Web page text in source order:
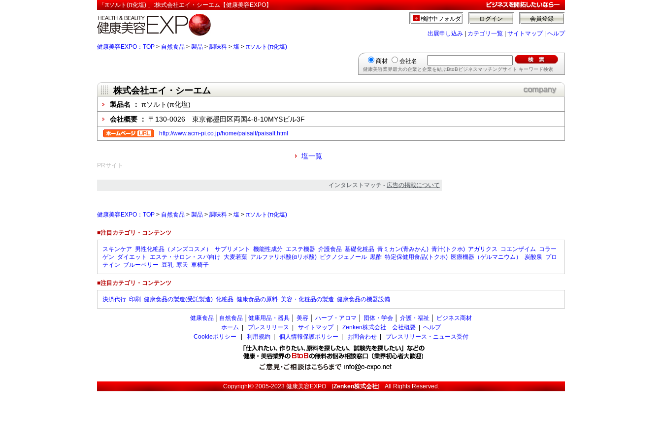
「πソルト(π化塩) 」:株式会社エイ・シーエム【健康美容EXPO】
会員登録
ログイン
検討中フォルダ
出展申し込み カテゴリ一覧 サイトマップ| ヘルプ
健康美容EXPO：TOP > 自然食品 > 製品 > 調味料 > 塩 > πソルト(π化塩)
商材 会社名
健康美容業界最大の企業と企業を結ぶBtoBビジネスマッチングサイト キーワード検索
株式会社エイ・シーエム
製品名 ： πソルト(π化塩)
会社概要 ： 〒130-0026 東京都墨田区両国4-8-10MYSビル3F
http://www.acm-pi.co.jp/home/paisalt/paisalt.html
塩一覧
PRサイト
インタレストマッチ - 広告の掲載について
健康美容EXPO：TOP > 自然食品 > 製品 > 調味料 > 塩 > πソルト(π化塩)
■注目カテゴリ・コンテンツ
スキンケア 男性化粧品（メンズコスメ） サプリメント 機能性成分 エステ機器 介護食品 基礎化粧品 青ミカン(青みかん) 青汁(トクホ) アガリクス コエンザイム コラー
ゲン ダイエット エステ・サロン・スパ向け 大麦若葉 アルファリポ酸(αリポ酸) ピクノジェノール 黒酢 特定保健用食品(トクホ) 医療機器（ゲルマニウム） 炭酸泉 プロ
テイン ブルーベリー 豆乳 寒天 車椅子
■注目カテゴリ・コンテンツ
決済代行 印刷 健康食品の製造(受託製造) 化粧品 健康食品の原料 美容・化粧品の製造 健康食品の機器設備
健康食品 自然食品 健康用品・器具 美容 ハーブ・アロマ 団体・学会 介護・福祉
ビジネス商材
ホーム
プレスリリース サイトマップ| Zenken株式会社 会社概要
ヘルプ
Cookieポリシー
利用規約 個人情報保護ポリシー お問合わせ プレスリリース・ニュース受付
Copyright© 2005-2023健康美容EXPO[Zenken株式会社] All Rights Reserved.